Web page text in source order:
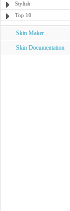
Stylish
Top 10
Skin Maker
Skin Documentation